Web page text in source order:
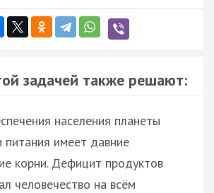
задачей также решают:
населения планеты
питания имеет давние
корни. Дефицит продуктов
человечество на всём